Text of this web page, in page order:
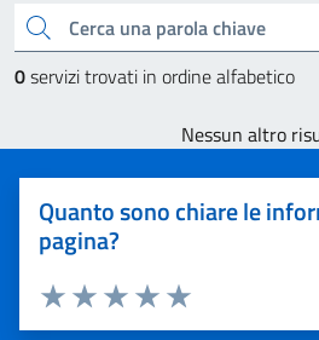
Cerca una parola chiave
0servizi trovati in ordine alfabetico
Nessun altro
Quanto sono chiare le
pagina?
Valuta 5 stelle su 5
Valuta 4 stelle su 5
Valuta 3 stelle su 5
Valuta 2 stelle su 5
Valuta 1 stelle su 5